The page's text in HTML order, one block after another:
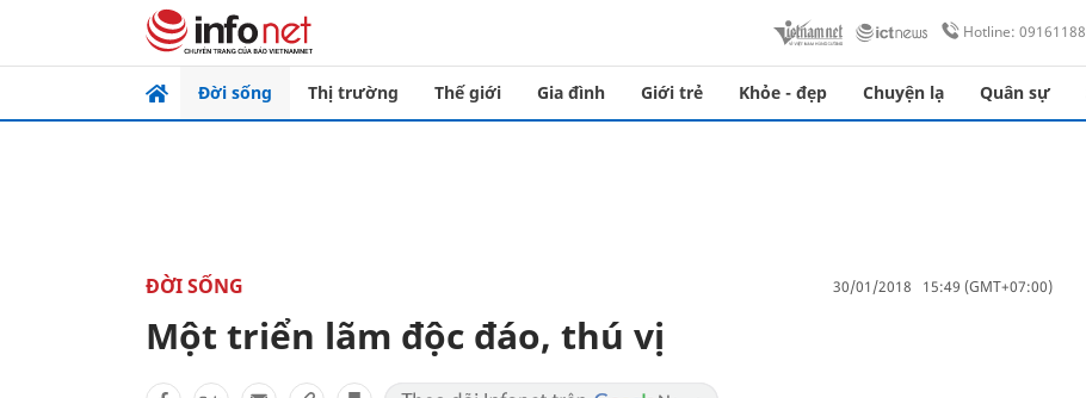
Hotline:
Đời sống Thị trường Thế giới Gia đình Giới trẻ Khỏe - đẹp Chuyện lạ Quân sự
ĐỜI SỐNG 30/01/2018 15:49 (GMT+07:00)
Một triển lãm độc đáo, thú vị